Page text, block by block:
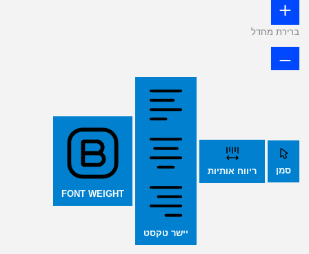
ברירת מחדל
סמן ריווח אותיות
יישר טקסט
FONT WEIGHT